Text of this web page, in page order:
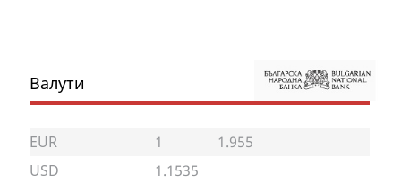
Валути
EUR 1
1.955
USD
1.1535